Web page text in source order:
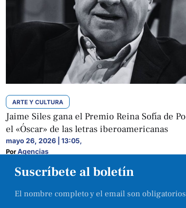
ARTE Y CULTURA
Jaime Siles gana el Premio Reina Sofía de
el «Óscar» de las letras iberoamericanas
mayo 26, 2026 | 13:05,
Por Agencias
Suscríbete al boletín
El nombre completo y el email son